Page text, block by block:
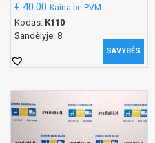
€ 40.00 Kaina be PVM
Kodas: K110
Sandėlyje: 8
SAVYBĖS